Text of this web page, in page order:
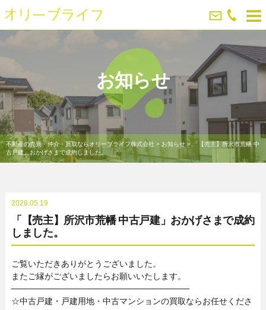
お知らせ
不動産の売買・仲介・買取ならオリーブライフ株式会社 > お知らせ> 「【売主】所沢市荒幡 中
古戸建」おかげさまで成約しました。
2026.05.19
「【売主】所沢市荒幡 中古戸建」おかげさまで成約
しました。
ご覧いただきありがとうございました。
またご縁がございましたらお願いいたします。
──────────────────────────────
☆中古戸建・戸建用地・中古マンションの買取ならお任せくださ